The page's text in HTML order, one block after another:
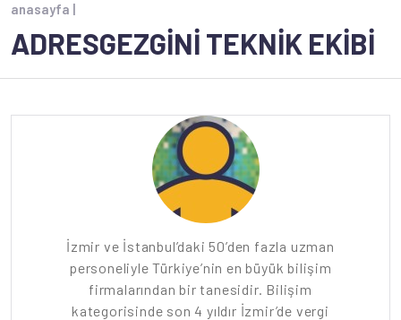
anasayfa |
ADRESGEZGINI TEKNIK EKIBI
İzmir ve İstanbul’daki 50’den fazla uzman
personeliyle Türkiye’nin en büyük bilişim
firmalarından bir tanesidir. Bilişim
kategorisinde son 4 yıldır İzmir’de vergi